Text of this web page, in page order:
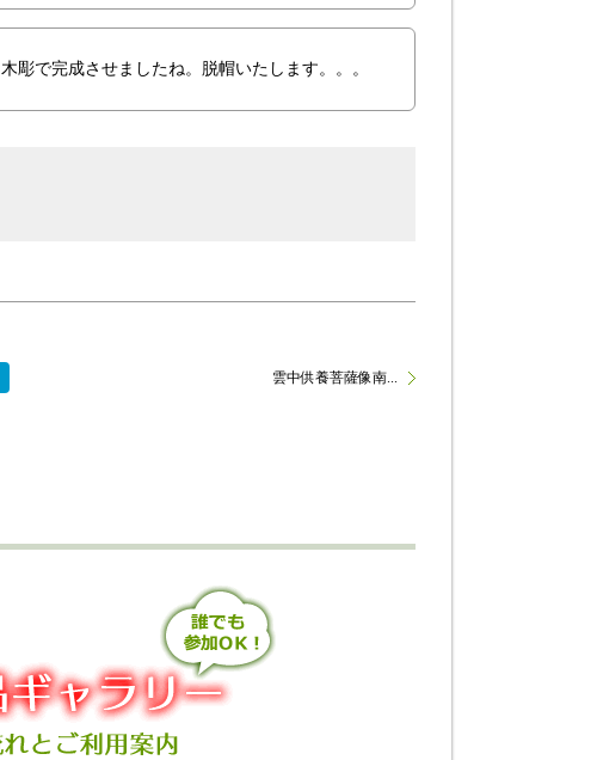
彫で完成させましたね。脱帽いたします。。。
雲中供養菩薩像南...